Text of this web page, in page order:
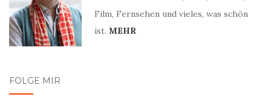
Film, Fernsehen und vieles, was schön
ist. MEHR
FOLGE MIR